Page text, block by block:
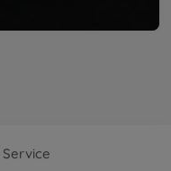
Shop
ab 25€